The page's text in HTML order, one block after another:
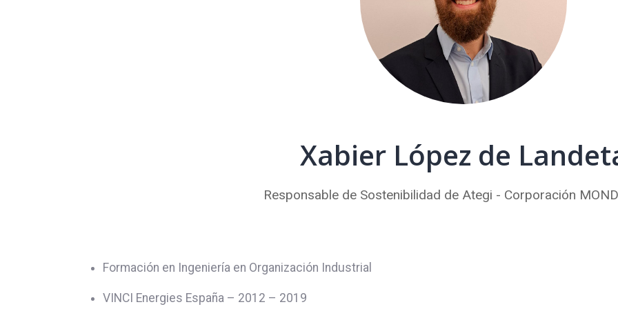
Xabier López de
Responsable de Sostenibilidad de Ategi - Corporación
Formación en Ingeniería en Organización Industrial
VINCI Energies España – 2012 – 2019